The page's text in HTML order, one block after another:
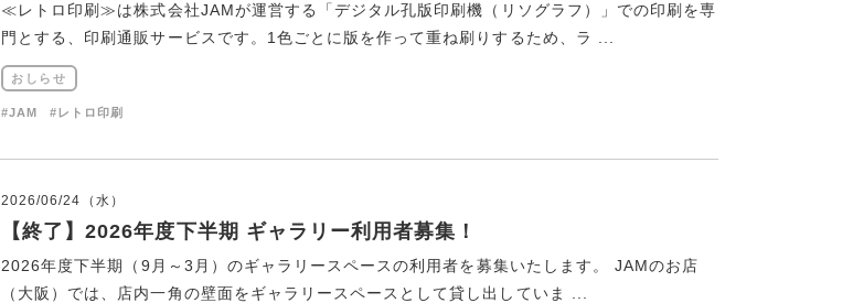
≪レトロ印刷≫は株式会社JAMが運営する「デジタル孔版印刷機（リソグラフ）」での印刷を専
門とする、印刷通販サービスです。1色ごとに版を作って重ね刷りするため、ラ ...
おしらせ
#JAM #レトロ印刷
2026/06/24（水）
【終了】2026年度下半期 ギャラリー利用者募集！
2026年度下半期（9月～3月）のギャラリースペースの利用者を募集いたします。 JAMのお店
（大阪）では、店内一角の壁面をギャラリースペースとして貸し出していま ...